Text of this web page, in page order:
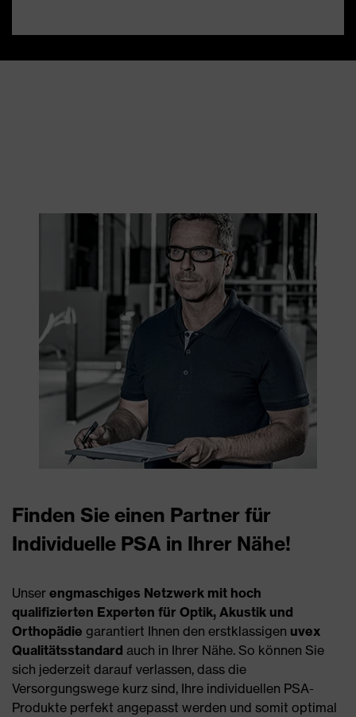
Finden Sie einen Partner für
Individuelle PSA in Ihrer Nähe!
Unser engmaschiges Netzwerk mit hoch
qualifizierten Experten für Optik, Akustik und
Orthopädie garantiert Ihnen den erstklassigen uvex
Qualitätsstandard auch in Ihrer Nähe. So können Sie
sich jederzeit darauf verlassen, dass die
Versorgungswege kurz sind, Ihre individuellen PSA-
Produkte perfekt angepasst werden und somit optimal